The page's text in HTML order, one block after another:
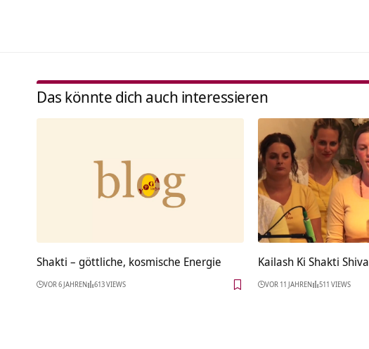
Das könnte dich auch interessieren
Shakti – göttliche, kosmische Energie
VOR 6 JAHREN 613 VIEWS
Kailash Ki Shakti Shiva
VOR 11 JAHREN 511 VIEWS